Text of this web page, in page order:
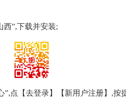
西”,下载并安装;
点【去登录】【新用户注册】,按